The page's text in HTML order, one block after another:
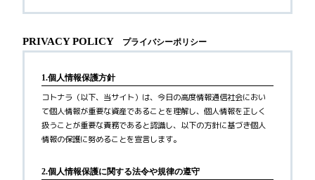
PRIVACY POLICY プライバシーポリシー
1.個人情報保護方針
コトナラ（以下、当サイト）は、今日の高度情報通信社会におい
て個人情報が重要な資産であることを理解し、個人情報を正しく
扱うことが重要な責務であると認識し、以下の方針に基づき個人
情報の保護に努めることを宣言します。
2.個人情報保護に関する法令や規律の遵守